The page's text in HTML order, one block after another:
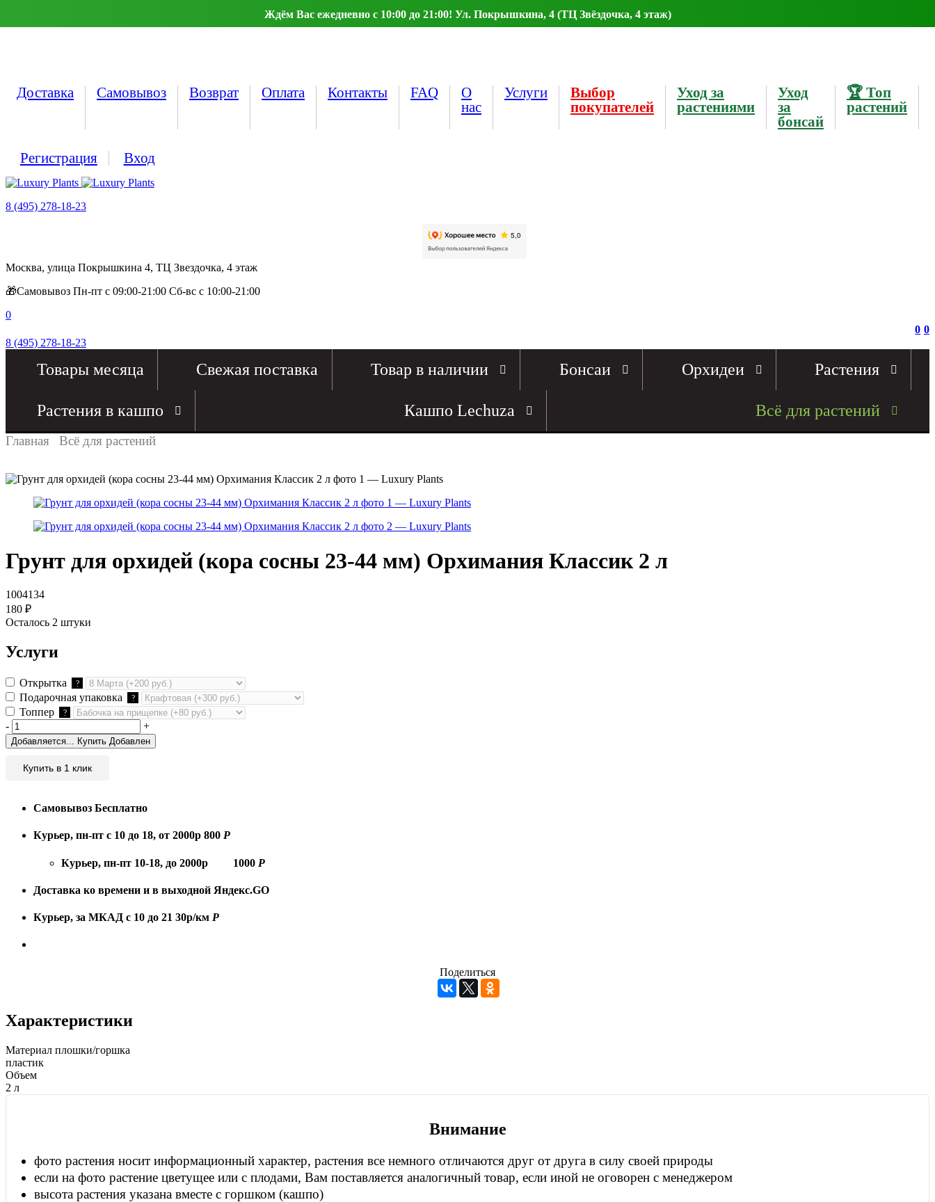
Ждём Вас ежедневно с 10:00 до 21:00! Ул. Покрышкина, 4 (ТЦ Звёздочка, 4 этаж)
Доставка Самовывоз Возврат Оплата Контакты FAQ
О
нас
Услуги
Выбор
покупателей
Уход за
растениями
Уход
за
бонсай
🏆 Топ
растений
Регистрация Вход
8 (495) 278-18-23
Москва, улица Покрышкина 4, ТЦ Звездочка, 4 этаж
🎁Самовывоз Пн-пт с 09:00-21:00 Сб-вс с 10:00-21:00
0
0 0
8 (495) 278-18-23
Товары месяца Свежая поставка Товар в наличии Бонсаи Орхидеи Растения
Растения в кашпо Кашпо Lechuza Всё для растений
Главная Всё для растений
Грунт для орхидей (кора сосны 23-44 мм) Орхимания Классик 2 л
1004134
180 ₽
Осталось 2 штуки
Услуги
Открытка ?
Подарочная упаковка ?
Топпер ?
- +
Добавляется... Купить Добавлен
Купить в 1 клик
Самовывоз Бесплатно
Курьер, пн-пт с 10 до 18, от 2000р 800 Р
Курьер, пн-пт 10-18, до 2000р 1000 Р
Доставка ко времени и в выходной Яндекс.GO
Курьер, за МКАД с 10 до 21 30р/км Р
Поделиться
Характеристики
Материал плошки/горшка
пластик
Объем
2 л
Внимание
фото растения носит информационный характер, растения все немного отличаются друг от друга в силу своей природы
если на фото растение цветущее или с плодами, Вам поставляется аналогичный товар, если иной не оговорен с менеджером
высота растения указана вместе с горшком (кашпо)